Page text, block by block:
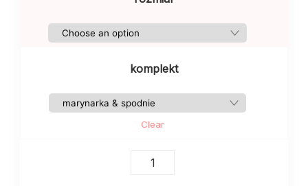
komplekt
Clear
Damski